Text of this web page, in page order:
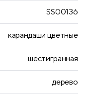
SS00136
карандаши цветные
шестигранная
дерево